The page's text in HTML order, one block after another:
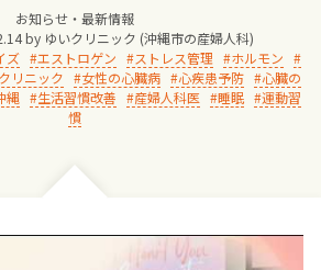
お知らせ・最新情報
by ゆいクリニック (沖縄市の産婦人科)
ズ エストロゲン ストレス管理
ホルモン
リニック 女性の心臓病 心疾患予防
心臓の
縄 生活習慣改善 産婦人科医 睡眠
運動習
慣
クリニックの経営理念
診療料金